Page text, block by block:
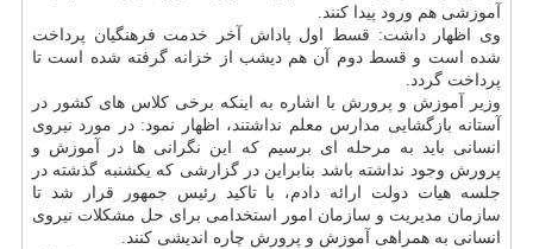
آموزشی هم ورود پیدا كنند.
وی اظهار داشت: قسط اول پاداش آخر خدمت فرهنگیان پرداخت
شده است و قسط دوم آن هم دیشب از خزانه گرفته شده است تا
پرداخت گردد.
وزیر آموزش و پرورش با اشاره به اینكه برخی كلاس های كشور در
آستانه بازگشایی مدارس معلم نداشتند، اظهار نمود: در مورد نیروی
انسانی باید به مرحله ای برسیم كه این نگرانی ها در آموزش و
پرورش وجود نداشته باشد بنابراین در گزارشی كه یكشنبه گذشته در
جلسه هیات دولت ارائه دادم، با تاكید رئیس جمهور قرار شد تا
سازمان مدیریت و سازمان امور استخدامی برای حل مشكلات نیروی
انسانی به همراهی آموزش و پرورش چاره اندیشی كنند.